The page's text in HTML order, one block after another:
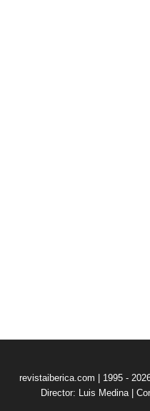
revistaiberica.com | 1995 -
Director: Luis Medina|